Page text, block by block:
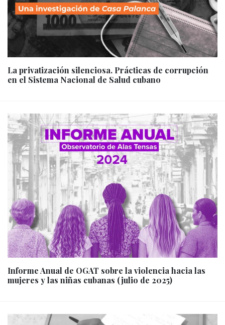
La privatización silenciosa. Prácticas de corrupción
en el Sistema Nacional de Salud cubano
Informe Anual de OGAT sobre la violencia hacia las
mujeres y las niñas cubanas (julio de 2025)